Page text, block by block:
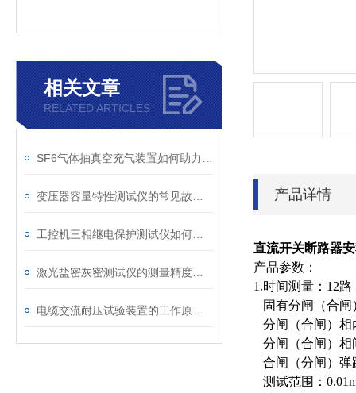
相关文章
RELATED ARTICLES
产品详情
直流开关断路器
产品参数：
1.时间测量：12路
固有分闸（合闸
分闸（合闸）相
分闸（合闸）相
合闸（分闸）弹
测试范围：